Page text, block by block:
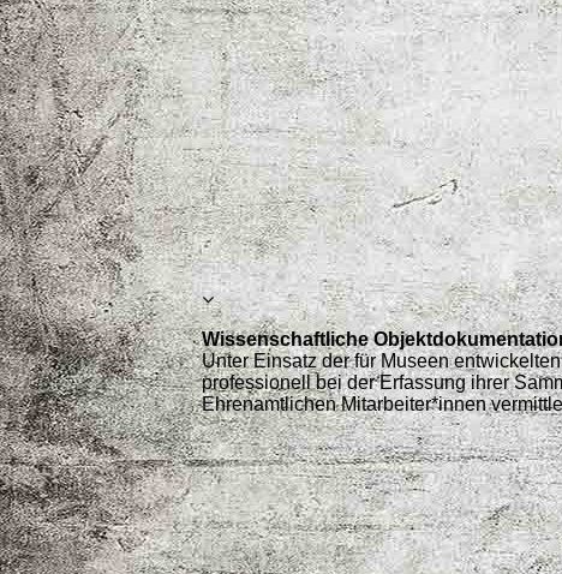
Wissenschaftliche
Unter Einsatz der für Museen
professionell bei der Erfassung ihrer
Ehrenamtlichen Mitarbeiter*innen